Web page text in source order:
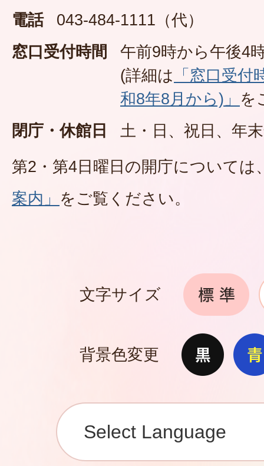
電話
043-484-1111（代）
窓口受付時間
午前9時から午後4
(詳細は 「窓口受
和8年8月から)」 を
閉庁・休館日
土・日、祝日、年
第2・第4日曜日の開庁については
案内」 をご覧ください。
文字サイズ
背景色変更